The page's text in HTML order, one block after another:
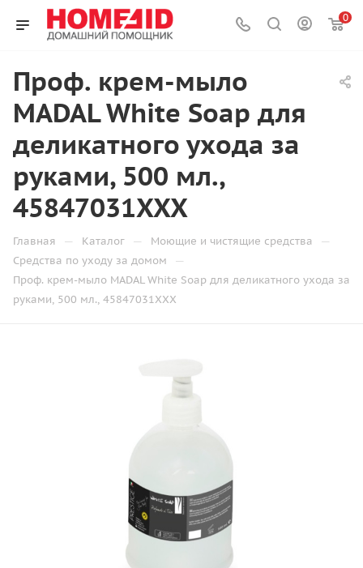
0
Проф. крем-мыло
MADAL White Soap для
деликатного ухода за
руками, 500 мл.,
45847031XXX
Главная — Каталог — Моющие и чистящие средства —
Средства по уходу за домом —
Проф. крем-мыло MADAL White Soap для деликатного ухода за
руками, 500 мл., 45847031XXX